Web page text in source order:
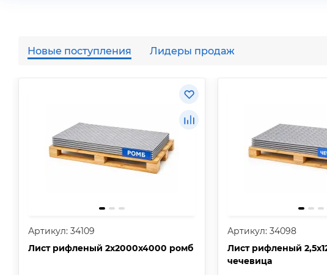
Новые поступления Лидеры продаж
Артикул: 34109
Лист рифленый 2х2000х4000 ромб
Артикул: 34098
Лист рифленый
чечевица